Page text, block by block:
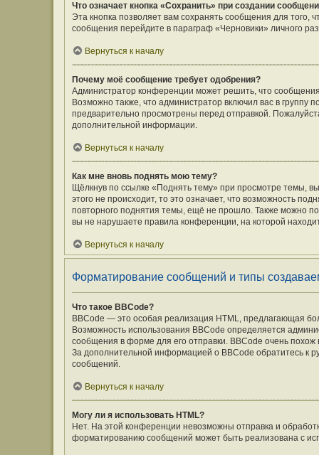
Что означает кнопка «Сохранить» при создании
Эта кнопка позволяет вам сохранять сообщения для того,
сообщения перейдите в параграф «Черновики» личного
Вернуться к началу
Почему моё сообщение требует одобрения?
Администратор конференции может решить, что
Возможно также, что администратор включил вас в
предварительно просмотрены перед отправкой.
дополнительной информации.
Вернуться к началу
Как мне вновь поднять мою тему?
Щёлкнув по ссылке «Поднять тему» при просмотре темы,
этого не происходит, то это означает, что возможность
повторного поднятия темы, ещё не прошло. Также можно
вы не нарушаете правила конференции, на которой
Вернуться к началу
Форматирование сообщений и типы
Что такое BBCode?
BBCode — это особая реализация HTML, предлагающая
Возможность использования BBCode определяется
сообщения в форме для его отправки. BBCode очень похож
За дополнительной информацией о BBCode обратитесь к
сообщений.
Вернуться к началу
Могу ли я использовать HTML?
Нет. На этой конференции невозможны отправка и
форматированию сообщений может быть реализована с